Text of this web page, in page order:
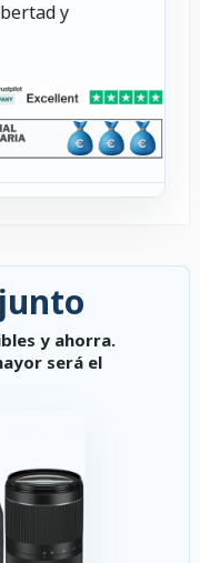
y
y ahorra.
será el